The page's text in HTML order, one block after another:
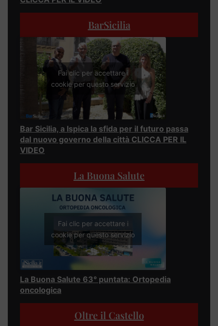
BarSicilia
Fai clic per accettare i
cookie per questo servizio
Bar Sicilia, a Ispica la sfida per il futuro passa
dal nuovo governo della città CLICCA PER IL
VIDEO
La Buona Salute
Fai clic per accettare i
cookie per questo servizio
La Buona Salute 63° puntata: Ortopedia
oncologica
Oltre il Castello